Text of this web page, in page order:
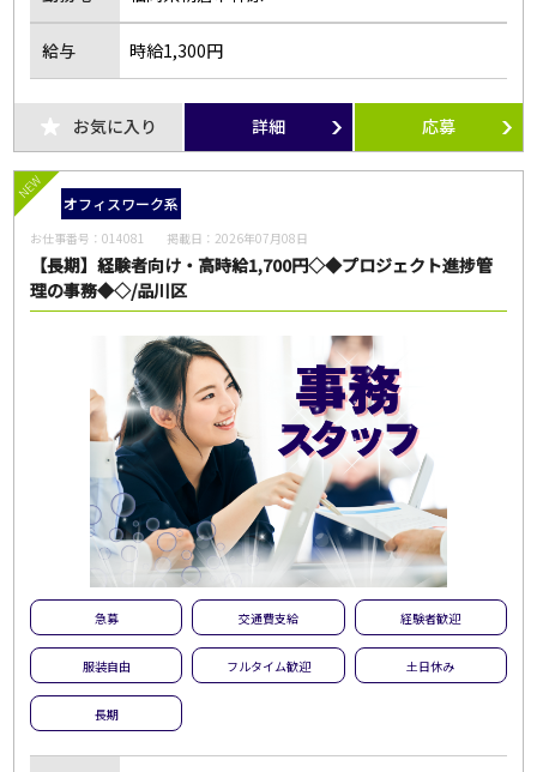
給与 時給1,300円
お気に入り 詳細 応募
NEW
オフィスワーク系
お仕事番号：014081 掲載日： 2026年07月08日
【長期】経験者向け・高時給1,700円◇◆プロジェクト進捗管
理の事務◆◇/品川区
急募 交通費支給 経験者歓迎
服装自由 フルタイム歓迎 土日休み
長期